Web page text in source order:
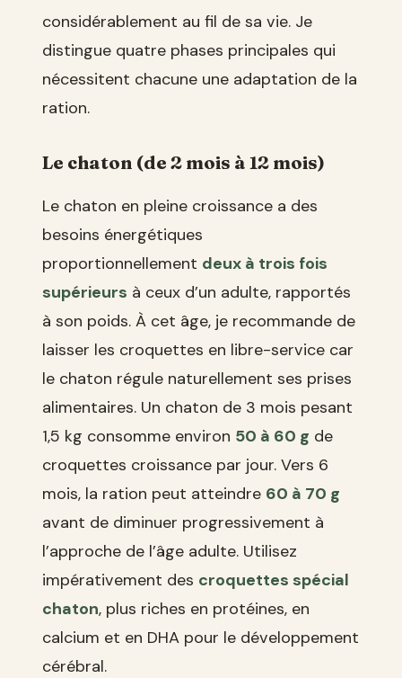
considérablement au fil de sa vie. Je
distingue quatre phases principales qui
nécessitent chacune une adaptation de la
ration.
Le chaton (de 2 mois à 12 mois)
Le chaton en pleine croissance a des
besoins énergétiques
proportionnellement deux à trois fois
supérieurs à ceux d’un adulte, rapportés
à son poids. À cet âge, je recommande de
laisser les croquettes en libre-service car
le chaton régule naturellement ses prises
alimentaires. Un chaton de 3 mois pesant
1,5 kg consomme environ 50 à 60 g de
croquettes croissance par jour. Vers 6
mois, la ration peut atteindre 60 à 70 g
avant de diminuer progressivement à
l’approche de l’âge adulte. Utilisez
impérativement des croquettes spécial
chaton, plus riches en protéines, en
calcium et en DHA pour le développement
cérébral.